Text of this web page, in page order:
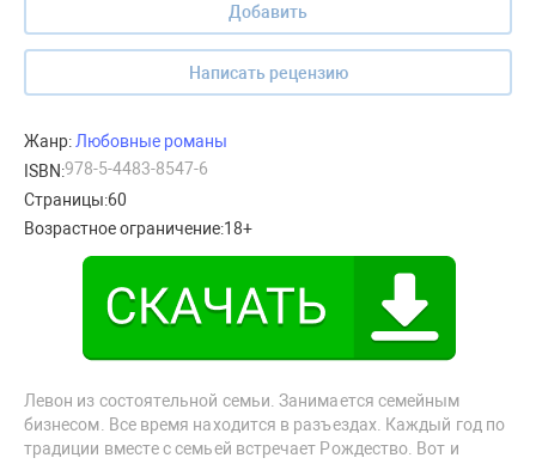
Добавить
Написать рецензию
Жанр:Любовные романы
ISBN:978-5-4483-8547-6
Страницы:60
Возрастное ограничение:18+
Левон из состоятельной семьи. Занимается семейным
бизнесом. Все время находится в разъездах. Каждый год по
традиции вместе с семьей встречает Рождество. Вот и